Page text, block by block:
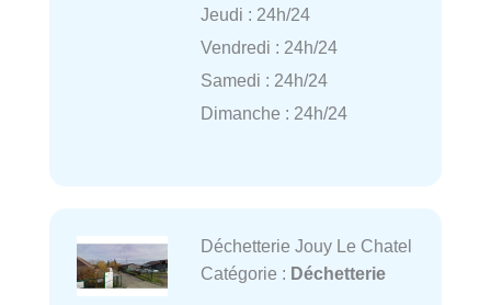
Jeudi : 24h/24
Vendredi : 24h/24
Samedi : 24h/24
Dimanche : 24h/24
Déchetterie Jouy Le Chatel
Catégorie : Déchetterie